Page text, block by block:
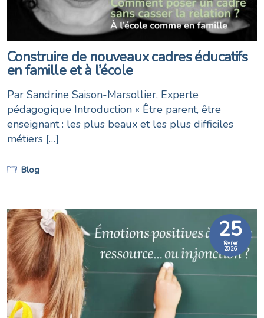
Construire de nouveaux cadres éducatifs
en famille et à l’école
Par Sandrine Saison-Marsollier, Experte
pédagogique Introduction « Être parent, être
enseignant : les plus beaux et les plus difficiles
métiers […]
Blog
25
février
2026